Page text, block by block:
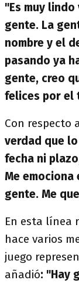
"Es muy
gente. La
nombre y el
pasando ya
gente, creo
felices por el
Con respecto
verdad que
fecha ni
Me
gente. Me
En esta línea
hace varios
juego
añadió: "Hay